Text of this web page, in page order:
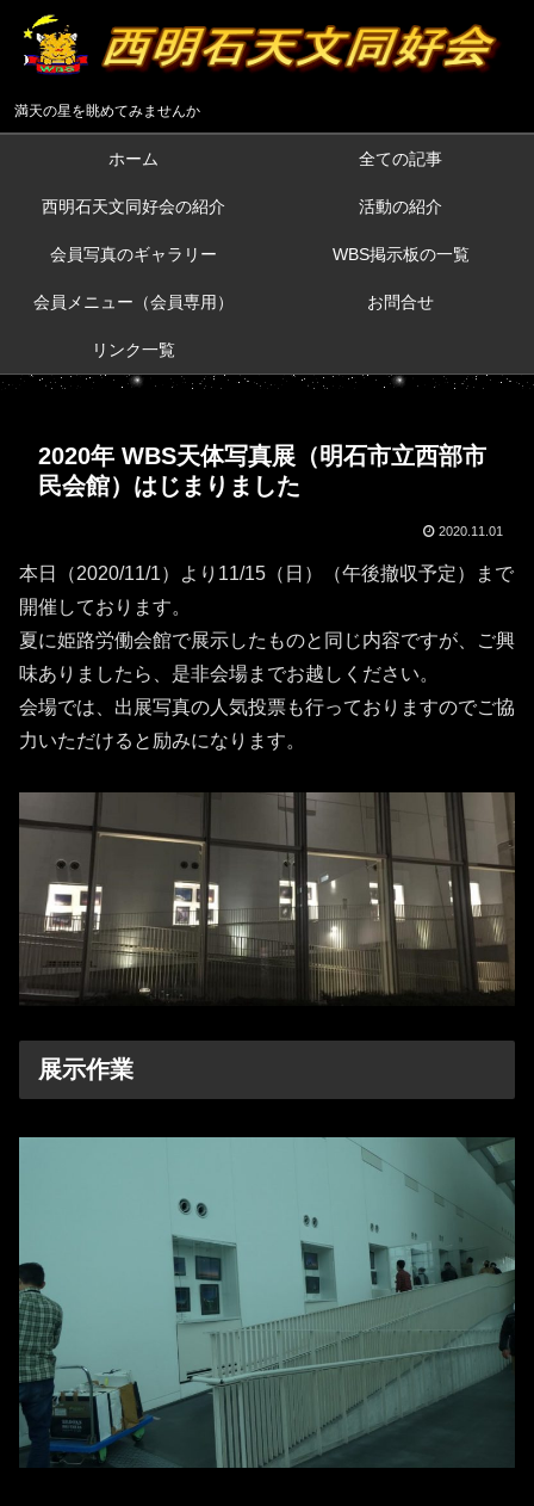
満天の星を眺めてみませんか
ホーム 全ての記事
西明石天文同好会の紹介 活動の紹介
会員写真のギャラリー WBS掲示板の一覧
会員メニュー（会員専用） お問合せ
リンク一覧
2020年 WBS天体写真展（明石市立西部市
民会館）はじまりました
2020.11.01
本日（2020/11/1）より11/15（日）（午後撤収予定）まで
開催しております。
夏に姫路労働会館で展示したものと同じ内容ですが、ご興
味ありましたら、是非会場までお越しください。
会場では、出展写真の人気投票も行っておりますのでご協
力いただけると励みになります。
展示作業